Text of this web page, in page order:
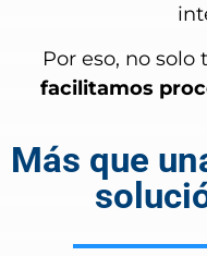
Por eso, no
facilitamos
Más que